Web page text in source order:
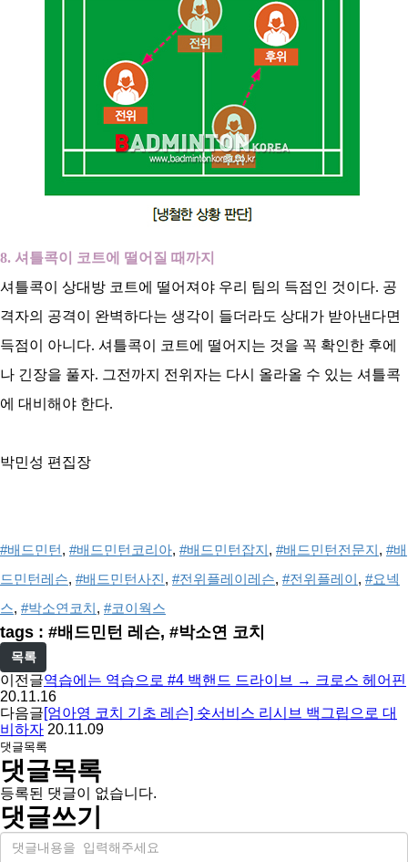
8. 셔틀콕이 코트에 떨어질 때까지
셔틀콕이 상대방 코트에 떨어져야 우리 팀의 득점인 것이다. 공
격자의 공격이 완벽하다는 생각이 들더라도 상대가 받아낸다면
득점이 아니다. 셔틀콕이 코트에 떨어지는 것을 꼭 확인한 후에
나 긴장을 풀자. 그전까지 전위자는 다시 올라올 수 있는 셔틀콕
에 대비해야 한다.
박민성 편집장
#배드민턴, #배드민턴코리아, #배드민턴잡지, #배드민턴전문지, #배
드민턴레슨, #배드민턴사진, #전위플레이레슨, #전위플레이, #요넥
스, #박소연코치, #코이웍스
tags : #배드민턴 레슨, #박소연 코치
목록
이전글역습에는 역습으로 #4 백핸드 드라이브 → 크로스 헤어핀
20.11.16
다음글[엄아영 코치 기초 레슨] 숏서비스 리시브 백그립으로 대
비하자 20.11.09
댓글목록
댓글목록
등록된 댓글이 없습니다.
댓글쓰기
내